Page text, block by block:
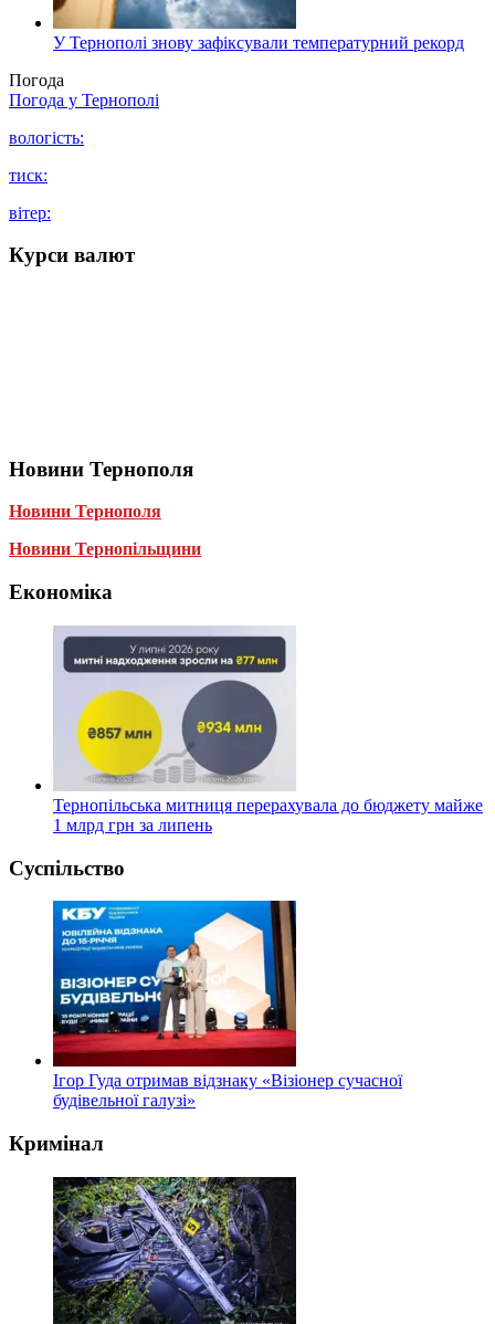
У Тернополі знову зафіксували температурний рекорд
Погода
Погода у Тернополі
вологість:
тиск:
вітер:
Курси валют
Новини Тернополя
Новини Тернополя
Новини Тернопільщини
Економіка
Тернопільська митниця перерахувала до бюджету майже
1 млрд грн за липень
Суспільство
Ігор Гуда отримав відзнаку «Візіонер сучасної
будівельної галузі»
Кримінал